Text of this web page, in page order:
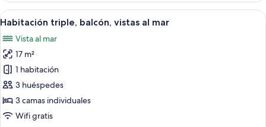
balcón,
vistas
mar
(Plus)
Abrir
todas
las
fotos
de
Habitación
triple,
balcón,
Habitación de hotel con dos camas,
8
Habitación triple, balcón, vistas al mar
Vista al mar
17 m²
1 habitación
3 huéspedes
3 camas individuales
Wifi gratis